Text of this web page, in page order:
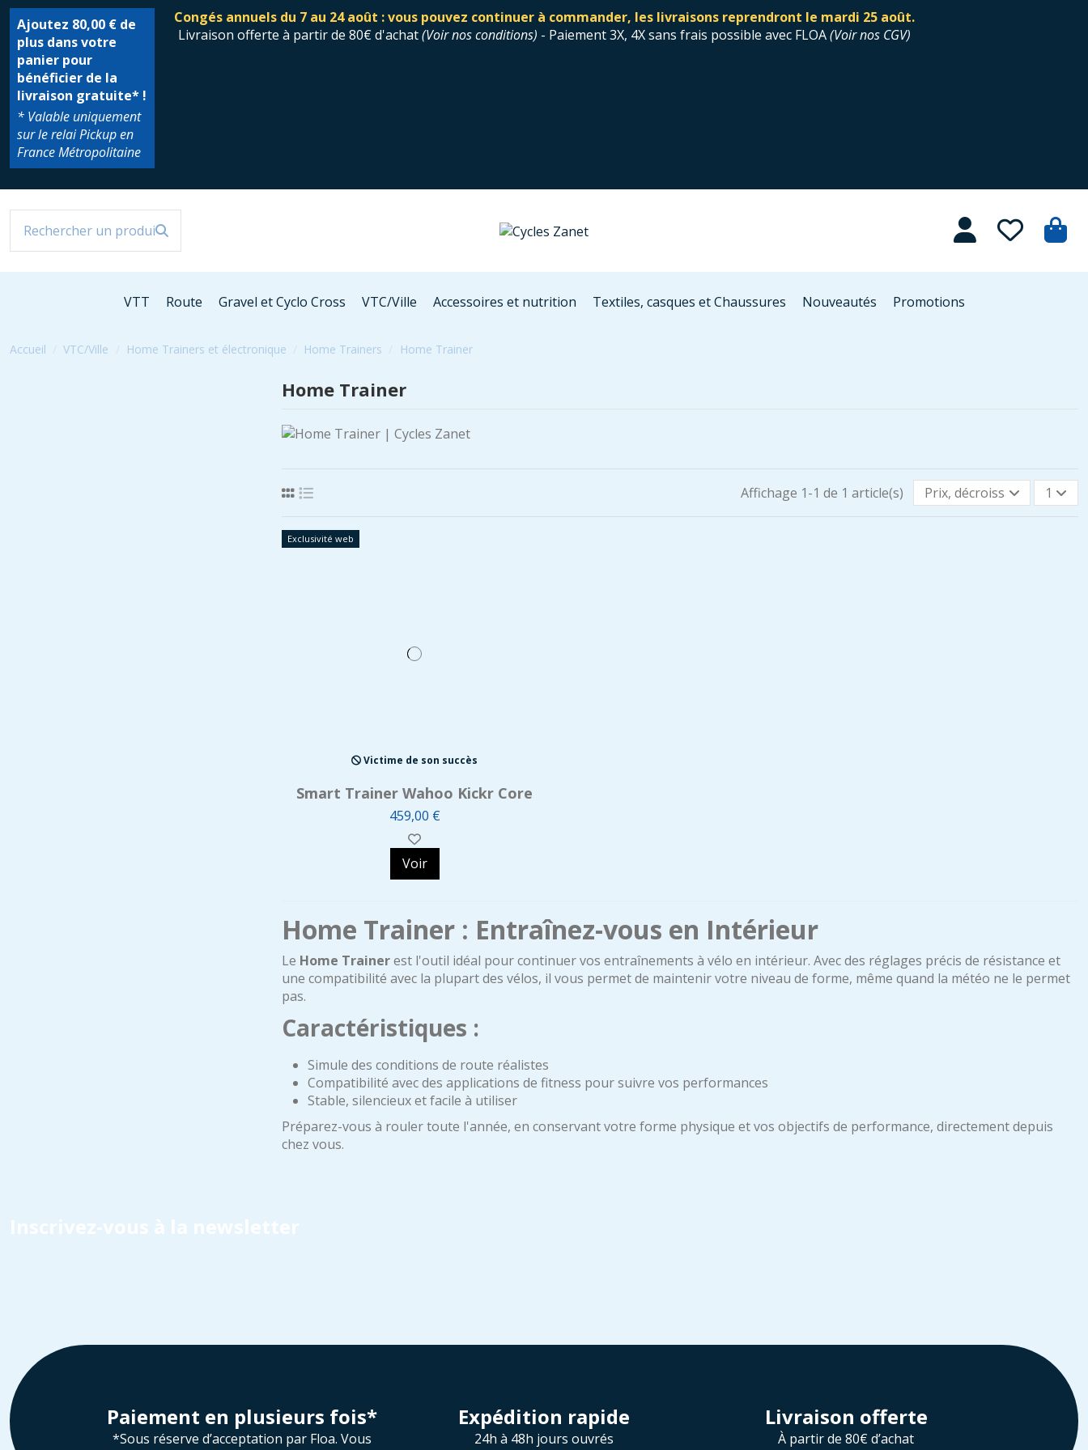
Ajoutez 80,00 € de
plus dans votre
panier pour
bénéficier de la
livraison gratuite* !
* Valable uniquement
sur le relai Pickup en
France Métropolitaine
Congés annuels du 7 au 24 août : vous pouvez continuer à commander, les livraisons reprendront le mardi 25 août.
Livraison offerte à partir de 80€ d'achat(Voir nos conditions) - Paiement 3X, 4X sans frais possible avec FLOA(Voir nos CGV)
VTT Route Gravel et Cyclo Cross VTC/Ville Accessoires et nutrition Textiles, casques et Chaussures Nouveautés Promotions
Accueil VTC/Ville Home Trainers et électronique Home Trainers Home Trainer
Home Trainer
Affichage 1-1 de 1 article(s) Prix, décroissant 1
Exclusivité web
Victime de son succès
Smart Trainer Wahoo Kickr Core
459,00 €
Voir
Home Trainer : Entraînez-vous en Intérieur
Le Home Trainerest l'outil idéal pour continuer vos entraînements à vélo en intérieur. Avec des réglages précis de résistance et
une compatibilité avec la plupart des vélos, il vous permet de maintenir votre niveau de forme, même quand la météo ne le permet
pas.
Caractéristiques :
Simule des conditions de route réalistes
Compatibilité avec des applications de fitness pour suivre vos performances
Stable, silencieux et facile à utiliser
Préparez-vous à rouler toute l'année, en conservant votre forme physique et vos objectifs de performance, directement depuis
chez vous.
Inscrivez-vous à la newsletter
Paiement en plusieurs fois*
*Sous réserve d’acceptation par Floa. Vous
Expédition rapide
24h à 48h jours ouvrés
Livraison offerte
À partir de 80€ d’achat